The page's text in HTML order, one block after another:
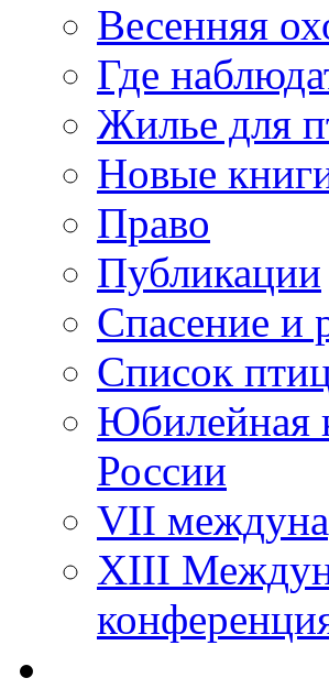
Весенняя
Где
Жилье для
Новые
Право
Публикации
Спасение и
Список
Юбилейная
России
VII
XIII